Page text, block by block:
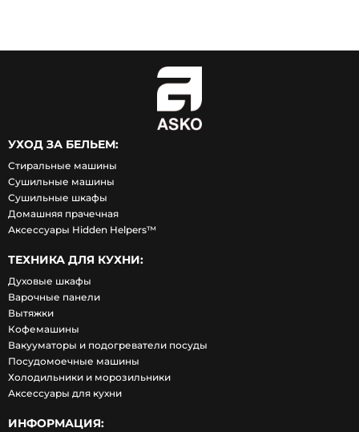
УХОД ЗА БЕЛЬЕМ:
Стиральные машины
Сушильные машины
Сушильные шкафы
Домашняя прачечная
Аксессуары Hidden Helpers™
ТЕХНИКА ДЛЯ КУХНИ:
Духовые шкафы
Варочные панели
Вытяжки
Кофемашины
Вакууматоры и подогреватели посуды
Посудомоечные машины
Холодильники и морозильники
Аксессуары для кухни
ИНФОРМАЦИЯ: